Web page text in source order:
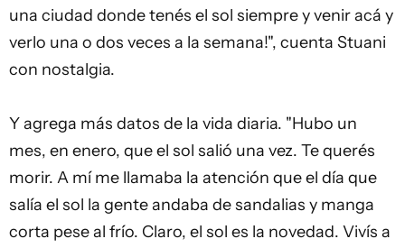
una ciudad donde tenés el sol siempre y venir acá y
verlo una o dos veces a la semana!", cuenta Stuani
con nostalgia.
Y agrega más datos de la vida diaria. "Hubo un
mes, en enero, que el sol salió una vez. Te querés
morir. A mí me llamaba la atención que el día que
salía el sol la gente andaba de sandalias y manga
corta pese al frío. Claro, el sol es la novedad. Vivís a